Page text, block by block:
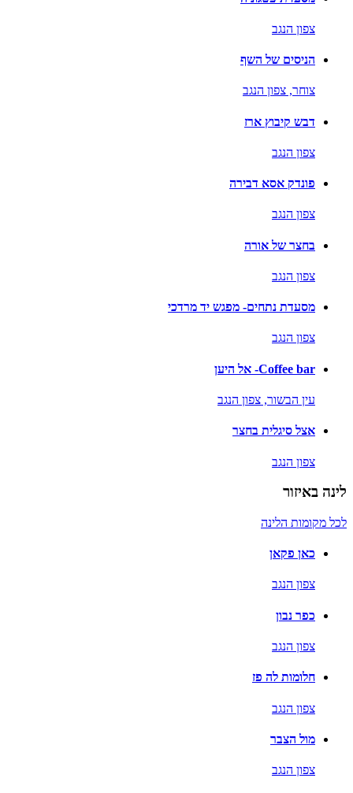
צפון הנגב
הניסים של השף
צוחר, צפון הנגב
דבש קיבוץ ארז
צפון הנגב
פונדק אסא דבירה
צפון הנגב
בחצר של אורה
צפון הנגב
מסעדת נתחים- מפגש יד מרדכי
צפון הנגב
Coffee bar- אל היען
עין הבשור, צפון הנגב
אצל סיגלית בחצר
צפון הנגב
לינה באיזור
לכל מקומות הלינה
כאן פקאן
צפון הנגב
כפר נבון
צפון הנגב
חלומות לה פז
צפון הנגב
מול הצבר
צפון הנגב